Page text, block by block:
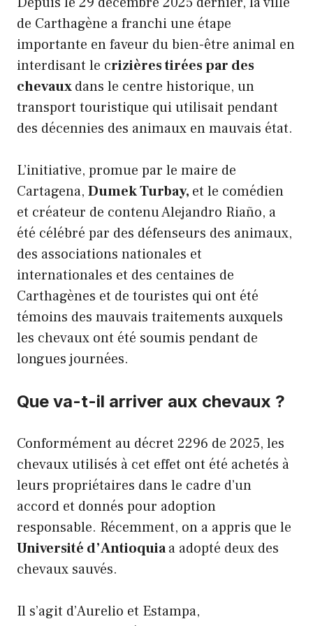
de Carthagène a franchi une étape
importante en faveur du bien-être animal en
interdisant le crizières tirées par des
chevauxdans le centre historique, un
transport touristique qui utilisait pendant
des décennies des animaux en mauvais état.
L’initiative, promue par le maire de
Cartagena, Dumek Turbay, et le comédien
et créateur de contenu Alejandro Riaño, a
été célébré par des défenseurs des animaux,
des associations nationales et
internationales et des centaines de
Carthagènes et de touristes qui ont été
témoins des mauvais traitements auxquels
les chevaux ont été soumis pendant de
longues journées.
Que va-t-il arriver aux chevaux ?
Conformément au décret 2296 de 2025, les
chevaux utilisés à cet effet ont été achetés à
leurs propriétaires dans le cadre d’un
accord et donnés pour adoption
responsable. Récemment, on a appris que le
Université d’Antioquiaa adopté deux des
chevaux sauvés.
Il s’agit d’Aurelio et Estampa,